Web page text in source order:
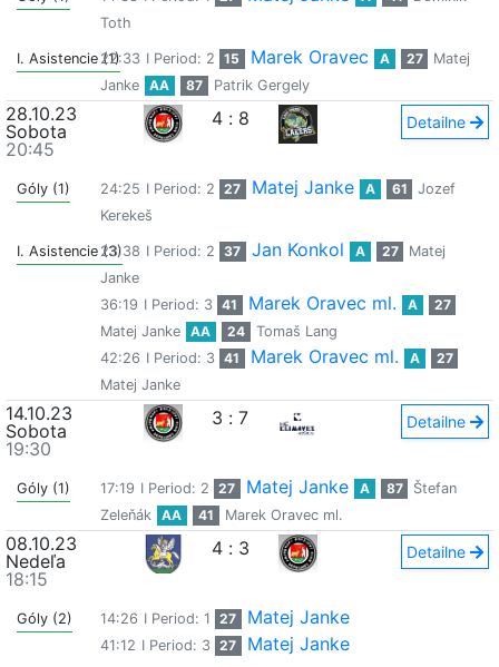
Toth
I. Asistencie (1)22:33 I Period: 2 15 Marek Oravec A 27
Matej
Janke
AA 87 Patrik Gergely
28.10.23
Sobota
20:45
4 : 8 Detailne
Góly (1) 24:25 I Period: 2 27 Matej Janke A 61
Jozef
Kerekeš
I. Asistencie (3)23:38 I Period: 2 37 Jan Konkol A 27
Matej
Janke
36:19 I Period: 3 41 Marek Oravec ml. A
27
Matej Janke
AA 24
Tomaš Lang
42:26 I Period: 3 41 Marek Oravec ml. A
27
Matej Janke
14.10.23
Sobota
19:30
3 : 7 Detailne
Góly (1) 17:19 I Period: 2 27 Matej Janke A 87
Štefan
Zeleňák
AA 41 Marek Oravec ml.
08.10.23
Nedeľa
18:15
4 : 3 Detailne
Góly (2) 14:26 I Period: 1 27 Matej Janke
41:12 I Period: 3 27 Matej Janke